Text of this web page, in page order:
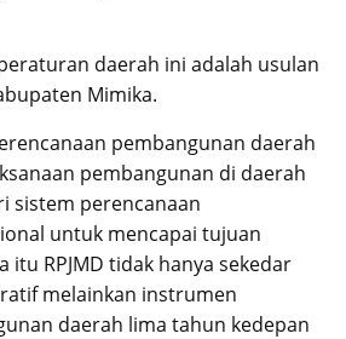
daerah ini adalah usulan
Mimika.
pembangunan daerah
pembangunan di daerah
sistem perencanaan
untuk mencapai tujuan
itu RPJMD tidak hanya sekedar
melainkan instrumen
daerah lima tahun kedepan